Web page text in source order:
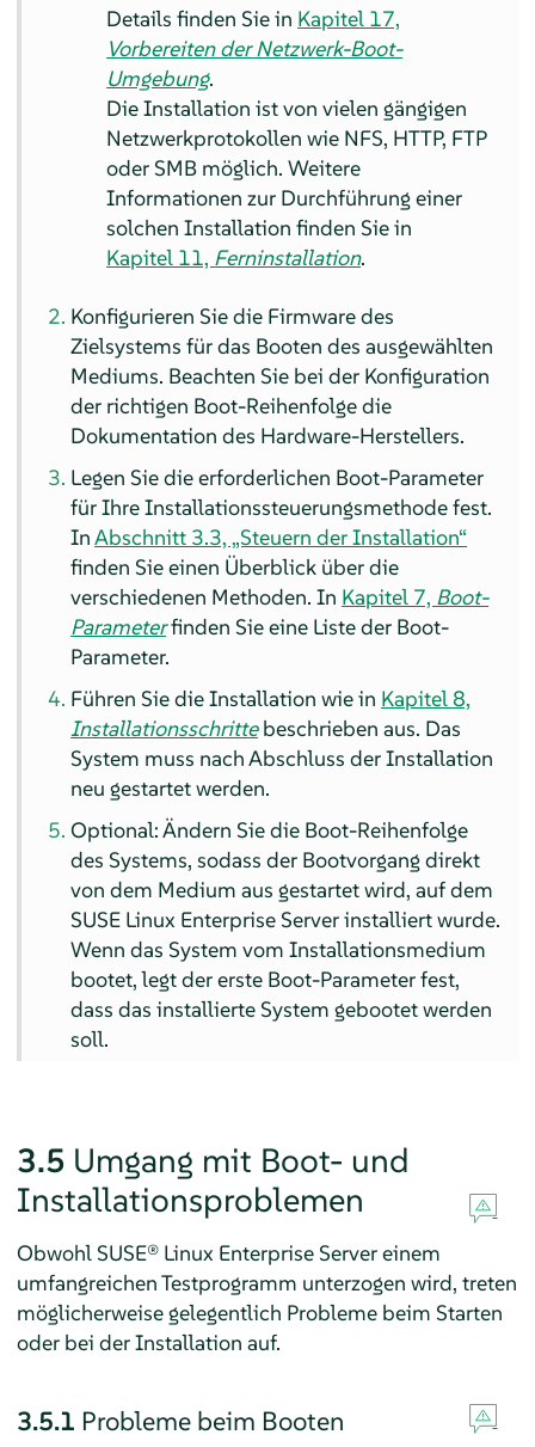
Details finden Sie in Kapitel 17,
Vorbereiten der Netzwerk-Boot-
Umgebung.
Die Installation ist von vielen gängigen
Netzwerkprotokollen wie NFS, HTTP, FTP
oder SMB möglich. Weitere
Informationen zur Durchführung einer
solchen Installation finden Sie in
Kapitel 11, Ferninstallation.
Konfigurieren Sie die Firmware des
Zielsystems für das Booten des ausgewählten
Mediums. Beachten Sie bei der Konfiguration
der richtigen Boot-Reihenfolge die
Dokumentation des Hardware-Herstellers.
Legen Sie die erforderlichen Boot-Parameter
für Ihre Installationssteuerungsmethode fest.
InAbschnitt 3.3, „Steuern der Installation“
finden Sie einen Überblick über die
verschiedenen Methoden. In Kapitel 7, Boot-
Parameterfinden Sie eine Liste der Boot-
Parameter.
Führen Sie die Installation wie in Kapitel 8,
Installationsschrittebeschrieben aus. Das
System muss nach Abschluss der Installation
neu gestartet werden.
Optional: Ändern Sie die Boot-Reihenfolge
des Systems, sodass der Bootvorgang direkt
von dem Medium aus gestartet wird, auf dem
SUSE Linux Enterprise Serverinstalliert wurde.
Wenn das System vom Installationsmedium
bootet, legt der erste Boot-Parameter fest,
dass das installierte System gebootet werden
soll.
3.5 Umgang mit Boot- und
Installationsproblemen
Obwohl SUSE® Linux Enterprise Servereinem
umfangreichen Testprogramm unterzogen wird, treten
möglicherweise gelegentlich Probleme beim Starten
oder bei der Installation auf.
3.5.1 Probleme beim Booten